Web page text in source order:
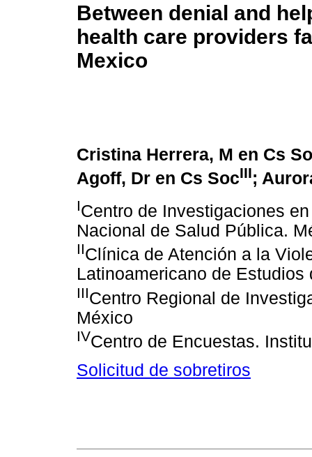
Between denial and
health care providers
Mexico
Cristina Herrera, M en Cs
Agoff, Dr en Cs SocIII;
ICentro de Investigaciones
Nacional de Salud Pública.
IIClínica de Atención a la
Latinoamericano de
IIICentro Regional de
México
IVCentro de Encuestas.
Solicitud de sobretiros